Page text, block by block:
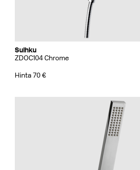
Suihku
ZDOC104 Chrome
Hinta 70 €